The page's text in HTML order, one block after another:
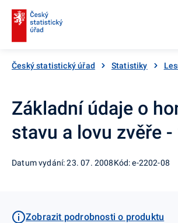
Český statistický úřad Statistiky
Základní údaje o
stavu a lovu zvěře -
Datum vydání: 23. 07. 2008Kód: e-2202-08
Zobrazit podrobnosti o produktu